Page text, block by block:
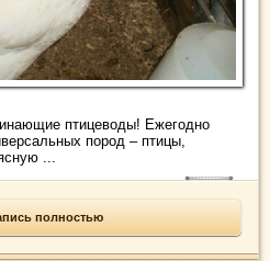
птицеводы! Ежегодно
пород – птицы,
...
полностью